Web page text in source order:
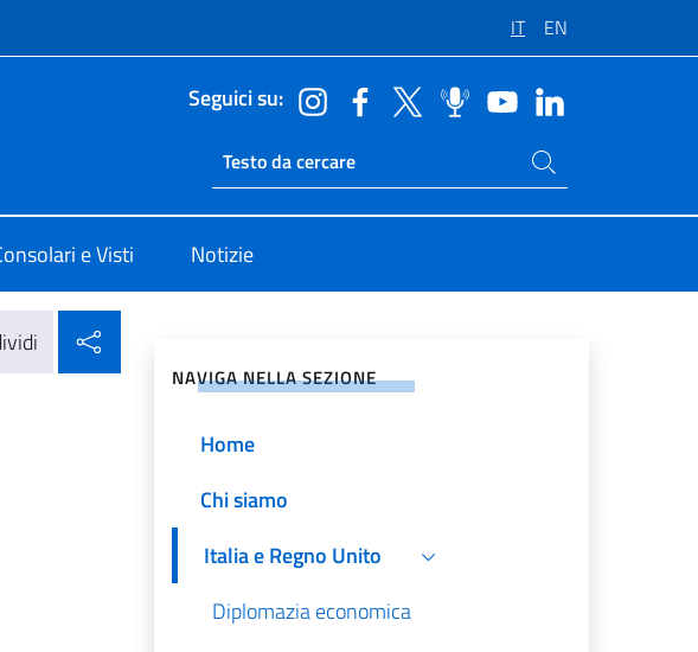
IT EN
Seguici su:
Ricerca sito live
Cerca nel sito
e Visti Notizie
NAVIGA NELLA SEZIONE
Home
Chi siamo
Italia e Regno Unito
Diplomazia economica